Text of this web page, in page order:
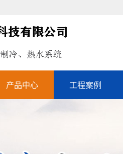
产品中心 工程案例